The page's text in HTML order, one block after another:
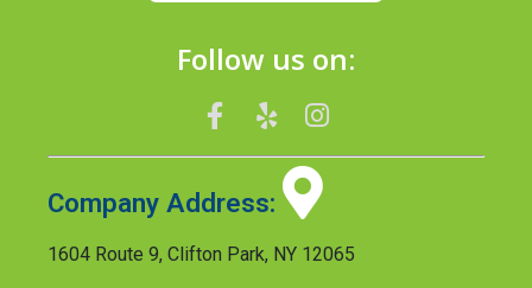
Follow us on:
Company Address:
1604 Route 9, Clifton Park, NY 12065